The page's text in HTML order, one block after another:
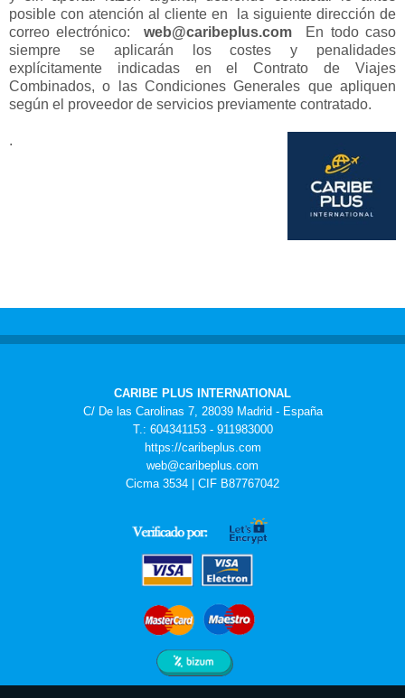
posible con atención al cliente en la siguiente dirección de
correo electrónico: web@caribeplus.com
En todo caso
siempre se aplicarán los costes y penalidades
explícitamente indicadas en el Contrato de Viajes
Combinados, o las Condiciones Generales que apliquen
según el proveedor de servicios previamente contratado.
.
CARIBE PLUS INTERNATIONAL
C/ De las Carolinas 7, 28039 Madrid - España
T.: 604341153 - 911983000
https://caribeplus.com
web@caribeplus.com
Cicma 3534 | CIF B87767042